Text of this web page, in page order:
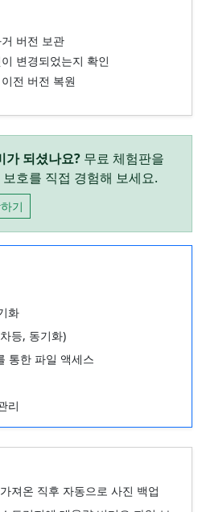
버전 보관
변경되었는지 확인
전 버전 복원
가 되셨나요? 무료 체험판을
호를 직접 경험해 보세요.
기
화
등, 동기화)
통한 파일 액세스
리
져온 직후 자동으로 사진 백업